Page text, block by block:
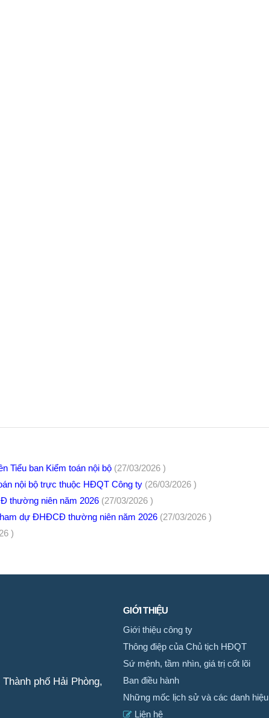
Tiểu ban Kiểm toán nội bộ (27/03/2026 )
nội bộ trực thuộc HĐQT Công ty (26/03/2026 )
thường niên năm 2026 (27/03/2026 )
dự ĐHĐCĐ thường niên năm 2026 (27/03/2026 )
)
phố Hải Phòng,
GIỚI THIỆU
Giới thiệu công ty
Thông điệp của Chủ tịch HĐQT
Sứ mệnh, tầm nhìn, giá trị cốt lõi
Ban điều hành
Những mốc lịch sử và các danh hiệu
Liên hệ